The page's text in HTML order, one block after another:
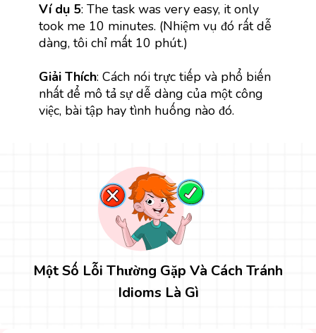
Ví dụ 5: The task was very easy, it only
took me 10 minutes. (Nhiệm vụ đó rất dễ
dàng, tôi chỉ mất 10 phút.)
Giải Thích: Cách nói trực tiếp và phổ biến
nhất để mô tả sự dễ dàng của một công
việc, bài tập hay tình huống nào đó.
Một Số Lỗi Thường Gặp Và Cách Tránh
Idioms Là Gì